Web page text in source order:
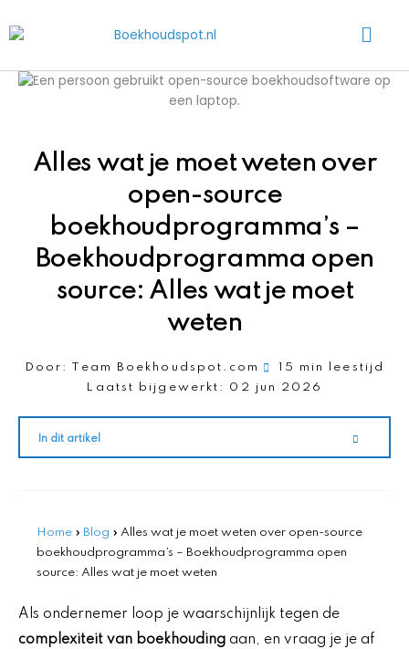
naar
inhoud
Main
Alles wat je moet weten over
open-source
boekhoudprogramma’s –
Boekhoudprogramma open
source: Alles wat je moet
weten
Door: Team Boekhoudspot.com
15 min leestijd
Laatst bijgewerkt:
02 jun 2026
In dit artikel
Home » Blog » Alles wat je moet weten over open-source
boekhoudprogramma’s – Boekhoudprogramma open
source: Alles wat je moet weten
Als ondernemer loop je waarschijnlijk tegen de
complexiteit van boekhouding aan, en vraag je je af